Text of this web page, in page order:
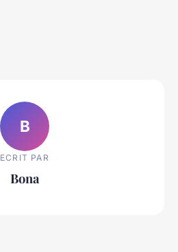
B
ECRIT PAR
Bona